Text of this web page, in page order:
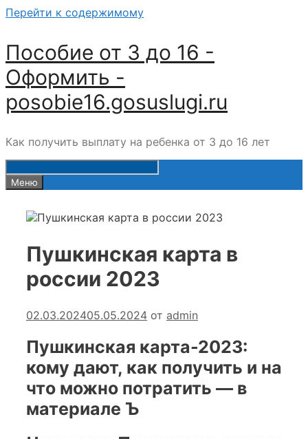
Перейти к содержимому
Пособие от 3 до 16 -
Оформить -
posobie16.gosuslugi.ru
Как получить выплату на ребенка от 3 до 16 лет
Меню
Пушкинская карта в
россии 2023
02.03.202405.05.2024 от admin
Пушкинская карта-2023:
кому дают, как получить и на
что можно потратить — в
материале Ъ